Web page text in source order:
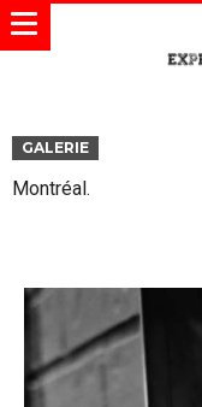
GALERIE
Montréal.